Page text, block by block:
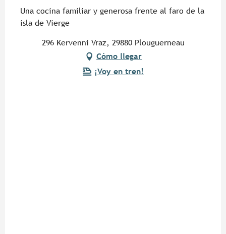
Una cocina familiar y generosa frente al faro de la
isla de Vierge
296 Kervenni Vraz, 29880 Plouguerneau
Cómo llegar
¡Voy en tren!